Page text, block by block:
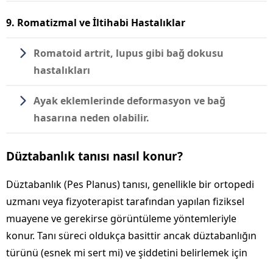
9. Romatizmal ve İltihabi Hastalıklar
Romatoid artrit, lupus gibi bağ dokusu
hastalıkları
Ayak eklemlerinde deformasyon ve bağ
hasarına neden olabilir.
Düztabanlık tanısı nasıl konur?
Düztabanlık (Pes Planus) tanısı, genellikle bir ortopedi
uzmanı veya fizyoterapist tarafından yapılan fiziksel
muayene ve gerekirse görüntüleme yöntemleriyle
konur. Tanı süreci oldukça basittir ancak düztabanlığın
türünü (esnek mi sert mi) ve şiddetini belirlemek için